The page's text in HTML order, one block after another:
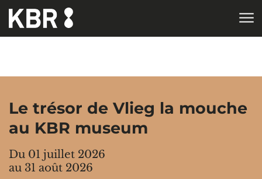
Aller au contenu
Le trésor de Vlieg la mouche
au KBR museum
Du 01 juillet 2026
au 31 août 2026